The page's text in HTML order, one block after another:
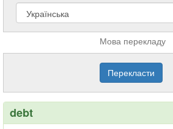
Мова перекладу
debt